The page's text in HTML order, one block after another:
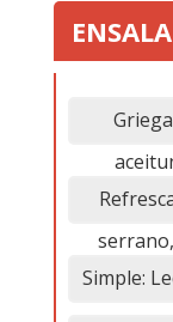
Simple: